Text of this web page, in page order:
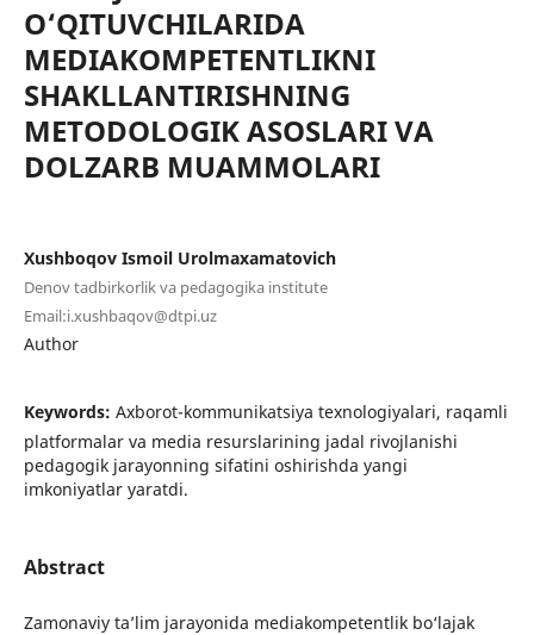
O‘QITUVCHILARIDA
MEDIAKOMPETENTLIKNI
SHAKLLANTIRISHNING
METODOLOGIK ASOSLARI VA
DOLZARB MUAMMOLARI
Xushboqov Ismoil Urolmaxamatovich
Denov tadbirkorlik va pedagogika institute
Email:i.xushbaqov@dtpi.uz
Author
Keywords: Axborot-kommunikatsiya texnologiyalari, raqamli
platformalar va media resurslarining jadal rivojlanishi
pedagogik jarayonning sifatini oshirishda yangi
imkoniyatlar yaratdi.
Abstract
Zamonaviy ta’lim jarayonida mediakompetentlik bo‘lajak